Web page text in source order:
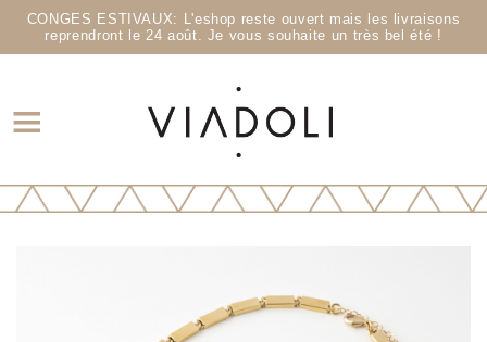
CONGES ESTIVAUX: L'eshop reste ouvert mais les livraisons
reprendront le 24 août. Je vous souhaite un très bel été !